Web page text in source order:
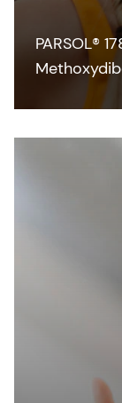
PARSOL®
and
effective